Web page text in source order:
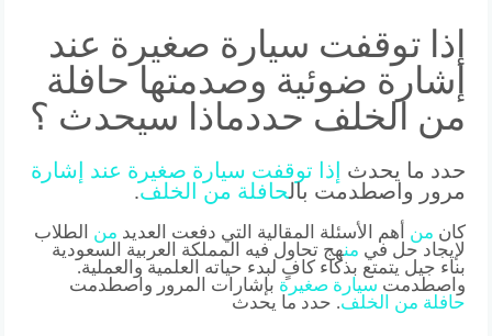
إذا توقفت سيارة صغيرة عند
إشارة ضوئية وصدمتها حافلة
من الخلف حددماذا سيحدث ؟
حدد ما يحدث إذا توقفت سيارة صغيرة عند
إشارة
مرور واصطدمت بال حافلة من الخلف.
كان من أهم الأسئلة المقالية التي دفعت العديد من الطلاب
لإيجاد حل في منهج تحاول فيه المملكة العربية السعودية
بناء جيل يتمتع بذكاء كافٍ لبدء حياته العلمية والعملية.
واصطدمت سيارة صغيرة بإشارات المرور واصطدمت
حافلة من الخلف. حدد ما يحدث